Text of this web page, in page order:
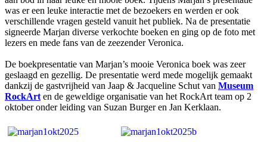
was er een leuke interactie met de bezoekers en werden er ook
verschillende vragen gesteld vanuit het publiek. Na de presentatie
signeerde Marjan diverse verkochte boeken en ging op de foto met
lezers en mede fans van de zeezender Veronica.
De boekpresentatie van Marjan’s mooie Veronica boek was zeer
geslaagd en gezellig. De presentatie werd mede mogelijk gemaakt
dankzij de gastvrijheid van Jaap & Jacqueline Schut van Museum
RockArt en de geweldige organisatie van het RockArt team op 2
oktober onder leiding van Suzan Burger en Jan Kerklaan.